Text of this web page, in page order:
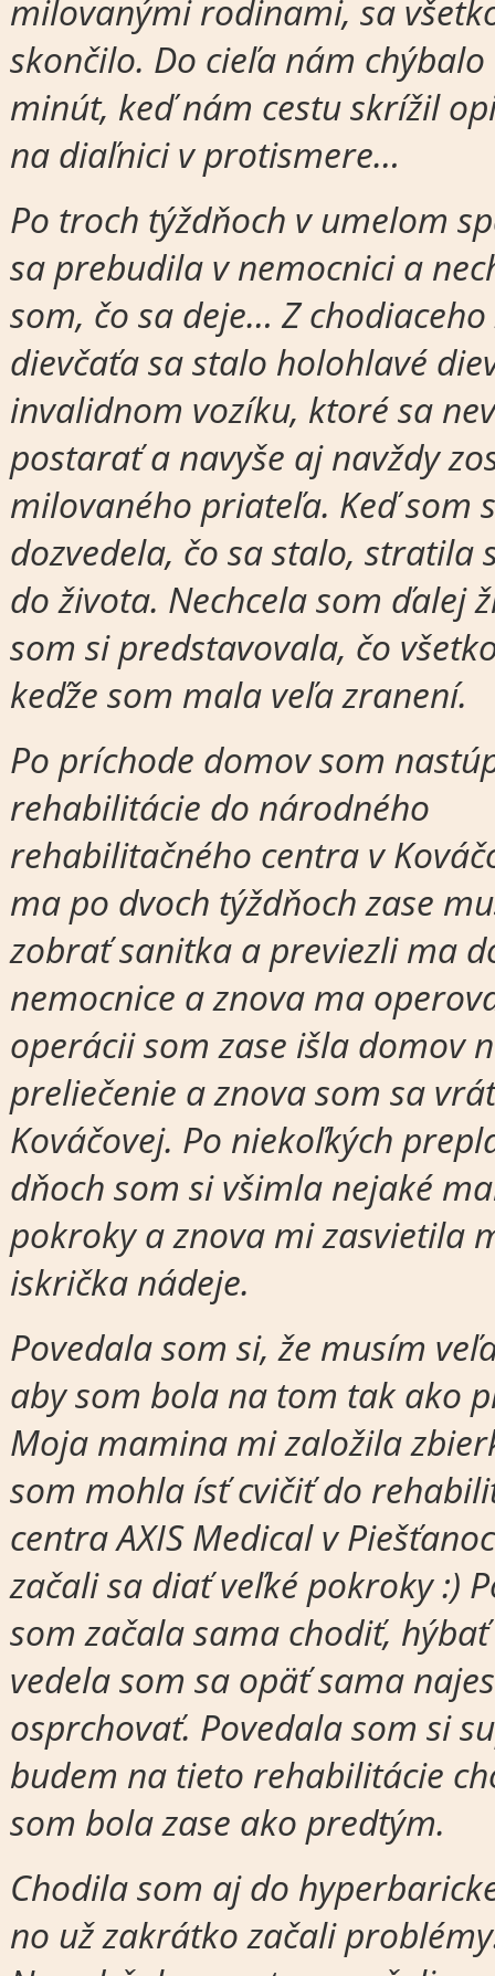
milovanými rodinami, sa
skončilo. Do cieľa nám
minút, keď nám cestu skrížil
na diaľnici v protismere…
Po troch týždňoch v umelom
sa prebudila v nemocnici a
som, čo sa deje… Z
dievčaťa sa stalo holohlavé
invalidnom vozíku, ktoré sa
postarať a navyše aj navždy
milovaného priateľa. Keď som
dozvedela, čo sa stalo, stratila
do života. Nechcela som ďalej
som si predstavovala, čo
keďže som mala veľa zranení.
Po príchode domov som
rehabilitácie do národného
rehabilitačného centra v
ma po dvoch týždňoch zase
zobrať sanitka a previezli ma
nemocnice a znova ma
operácii som zase išla domov
preliečenie a znova som sa
Kováčovej. Po niekoľkých
dňoch som si všimla nejaké
pokroky a znova mi zasvietila
iskrička nádeje.
Povedala som si, že musím
aby som bola na tom tak ako
Moja mamina mi založila
som mohla ísť cvičiť do
centra AXIS Medical v
začali sa diať veľké pokroky :)
som začala sama chodiť,
vedela som sa opäť sama
osprchovať. Povedala som si
budem na tieto rehabilitácie
som bola zase ako predtým.
Chodila som aj do
no už zakrátko začali